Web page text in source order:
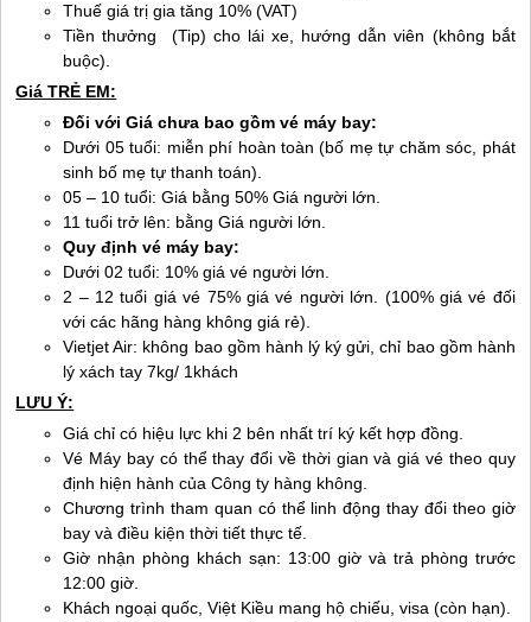
Thuế giá trị gia tăng 10% (VAT)
Tiền thưởng (Tip) cho lái xe, hướng dẫn viên (không bắt
buộc).
Giá TRẺ EM:
Đối với Giá chưa bao gồm vé máy bay:
Dưới 05 tuổi: miễn phí hoàn toàn (bố mẹ tự chăm sóc, phát
sinh bố mẹ tự thanh toán).
05 – 10 tuổi: Giá bằng 50% Giá người lớn.
11 tuổi trở lên: bằng Giá người lớn.
Quy định vé máy bay:
Dưới 02 tuổi: 10% giá vé người lớn.
2 – 12 tuổi giá vé 75% giá vé người lớn. (100% giá vé đối
với các hãng hàng không giá rẻ).
Vietjet Air: không bao gồm hành lý ký gửi, chỉ bao gồm hành
lý xách tay 7kg/ 1khách
LƯU Ý:
Giá chỉ có hiệu lực khi 2 bên nhất trí ký kết hợp đồng.
Vé Máy bay có thể thay đổi về thời gian và giá vé theo quy
định hiện hành của Công ty hàng không.
Chương trình tham quan có thể linh động thay đổi theo giờ
bay và điều kiện thời tiết thực tế.
Giờ nhận phòng khách sạn: 13:00 giờ và trả phòng trước
12:00 giờ.
Khách ngoại quốc, Việt Kiều mang hộ chiếu, visa (còn hạn).